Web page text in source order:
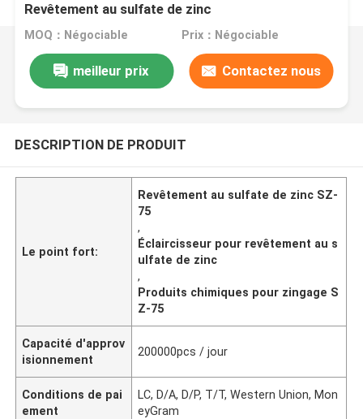
Revêtement au sulfate de zinc
MOQ：Négociable Prix：Négociable
meilleur prix Contactez nous
DESCRIPTION DE PRODUIT
Le point fort:
Revêtement au sulfate de zinc SZ-
75
,
Éclaircisseur pour revêtement au s
ulfate de zinc
,
Produits chimiques pour zingage S
Z-75
Capacité d'approv
isionnement
200000pcs / jour
Conditions de pai
ement
LC, D/A, D/P, T/T, Western Union, Mon
eyGram